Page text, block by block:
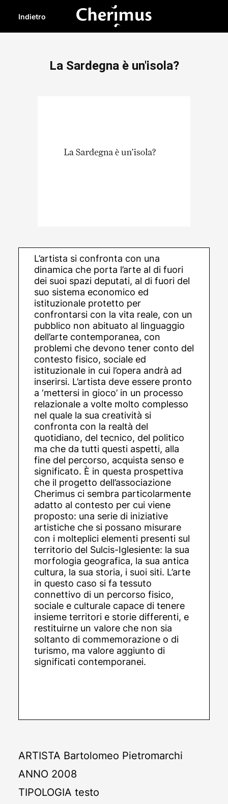
Indietro
La Sardegna è un'isola?
L’artista si confronta con una
dinamica che porta l’arte al di fuori
dei suoi spazi deputati, al di fuori del
suo sistema economico ed
istituzionale protetto per
confrontarsi con la vita reale, con un
pubblico non abituato al linguaggio
dell’arte contemporanea, con
problemi che devono tener conto del
contesto fisico, sociale ed
istituzionale in cui l’opera andrà ad
inserirsi. L’artista deve essere pronto
a ‘mettersi in gioco’ in un processo
relazionale a volte molto complesso
nel quale la sua creatività si
confronta con la realtà del
quotidiano, del tecnico, del politico
ma che da tutti questi aspetti, alla
fine del percorso, acquista senso e
significato. È in questa prospettiva
che il progetto dell’associazione
Cherimus ci sembra particolarmente
adatto al contesto per cui viene
proposto: una serie di iniziative
artistiche che si possano misurare
con i molteplici elementi presenti sul
territorio del Sulcis-Iglesiente: la sua
morfologia geografica, la sua antica
cultura, la sua storia, i suoi siti. L’arte
in questo caso si fa tessuto
connettivo di un percorso fisico,
sociale e culturale capace di tenere
insieme territori e storie differenti, e
restituirne un valore che non sia
soltanto di commemorazione o di
turismo, ma valore aggiunto di
significati contemporanei.
ARTISTA Bartolomeo Pietromarchi
ANNO 2008
TIPOLOGIA testo